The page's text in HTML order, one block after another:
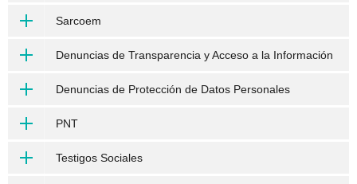
Sarcoem
Denuncias de Transparencia y Acceso a la Información
Denuncias de Protección de Datos Personales
PNT
Testigos Sociales